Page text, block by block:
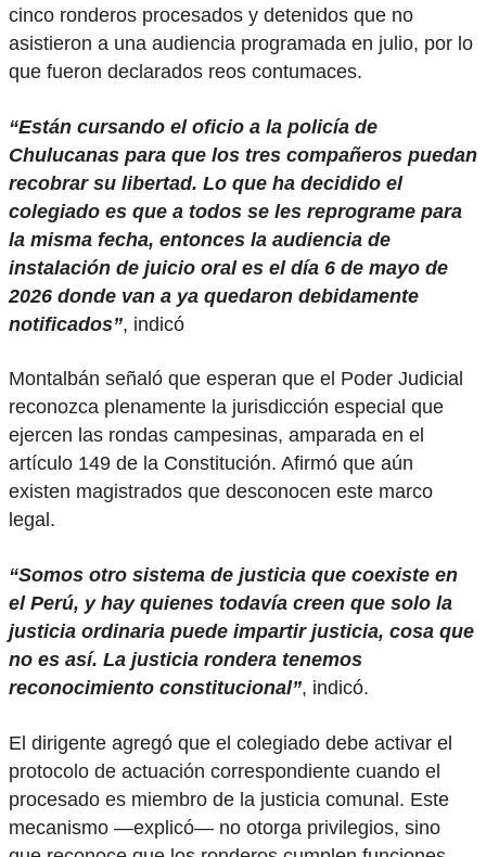
cinco ronderos procesados y detenidos que no
asistieron a una audiencia programada en julio, por lo
que fueron declarados reos contumaces.
“Están cursando el oficio a la policía de
Chulucanas para que los tres compañeros puedan
recobrar su libertad. Lo que ha decidido el
colegiado es que a todos se les reprograme para
la misma fecha, entonces la audiencia de
instalación de juicio oral es el día 6 de mayo de
2026 donde van a ya quedaron debidamente
notificados”, indicó
Montalbán señaló que esperan que el Poder Judicial
reconozca plenamente la jurisdicción especial que
ejercen las rondas campesinas, amparada en el
artículo 149 de la Constitución. Afirmó que aún
existen magistrados que desconocen este marco
legal.
“Somos otro sistema de justicia que coexiste en
el Perú, y hay quienes todavía creen que solo la
justicia ordinaria puede impartir justicia, cosa que
no es así. La justicia rondera tenemos
reconocimiento constitucional”, indicó.
El dirigente agregó que el colegiado debe activar el
protocolo de actuación correspondiente cuando el
procesado es miembro de la justicia comunal. Este
mecanismo —explicó— no otorga privilegios, sino